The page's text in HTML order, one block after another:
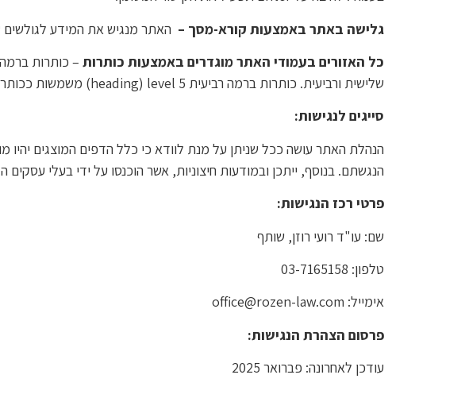
גלישה באתר באמצעות קורא-מסך – האתר מנגיש את המידע לגולשים
כל האזורים בעמודי האתר מוגדרים באמצעות כותרות
שלישית ורביעית. כותרות ברמה רביעית heading) level 5) משמשות ככותרות לתפריטי ניווט באתר.
סייגים לנגישות:
הנהלת האתר עושה ככל שניתן על מנת לוודא כי כלל הדפים המוצגים יהיו
הנגשתם. בנוסף, ייתכן ובמודעות חיצוניות, אשר הוכנסו על ידי בעלי
פרטי רכז הנגישות:
שם: עו"ד רועי רוזן, שותף
טלפון: 03-7165158
אימייל: office@rozen-law.com
פרסום הצהרת הנגישות:
עודכן לאחרונה: פברואר 2025